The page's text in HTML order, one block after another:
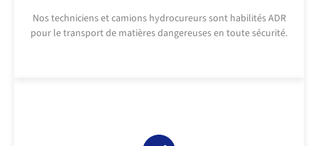
Nos techniciens et camions hydrocureurs sont habilités ADR
pour le transport de matières dangereuses en toute sécurité.